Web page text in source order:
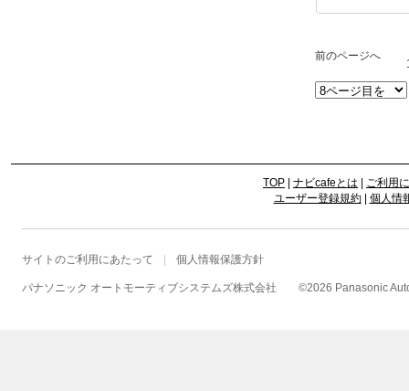
前のページへ
TOP ナビcafeとは
ご利用
ユーザー登録規約| 個人情
サイトのご利用にあたって 個人情報保護方針
パナソニック オートモーティブシステムズ株式会社 ©2026 Panasonic